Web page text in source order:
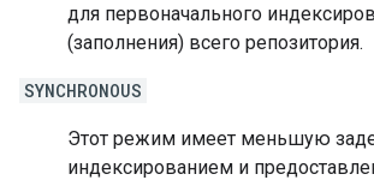
для первоначального
(заполнения) всего репозитория.
SYNCHRONOUS
Этот режим имеет меньшую
индексированием и